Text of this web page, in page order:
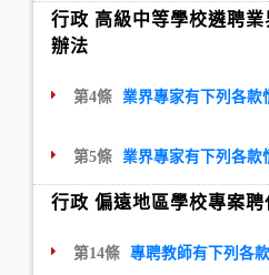
行政 高級中等學校遴聘
辦法
第4條 業界專家有下列各款
第5條 業界專家有下列各款
行政 偏遠地區學校專案
第14條 專聘教師有下列各